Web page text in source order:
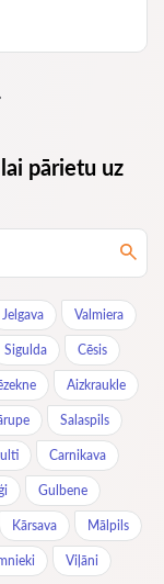
pārietu uz
Jelgava Valmiera
Sigulda Cēsis
Aizkraukle
Salaspils
Carnikava
Gulbene
Kārsava Mālpils
Viļāni